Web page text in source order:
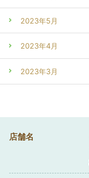
2023年5月
2023年4月
2023年3月
店舗名